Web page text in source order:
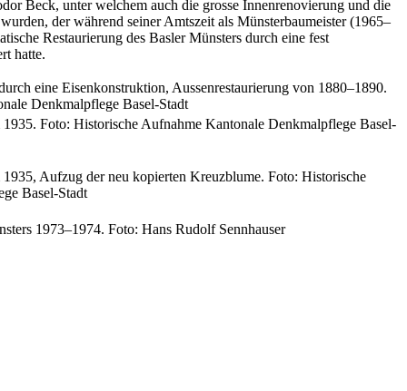
Beck, unter welchem auch die grosse Innenrenovierung und die
der während seiner Amtszeit als Münsterbaumeister (1965–
Restaurierung des Basler Münsters durch eine fest
hatte.
eine Eisenkonstruktion, Aussenrestaurierung von 1880–1890.
Denkmalpflege Basel-Stadt
Foto: Historische Aufnahme Kantonale Denkmalpflege Basel-
Aufzug der neu kopierten Kreuzblume. Foto: Historische
Basel-Stadt
1973–1974. Foto: Hans Rudolf Sennhauser